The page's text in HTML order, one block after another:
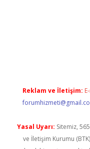
Reklam ve İletişim:
Yasal Uyarı: Sitemiz,
ve İletişim Kurumu